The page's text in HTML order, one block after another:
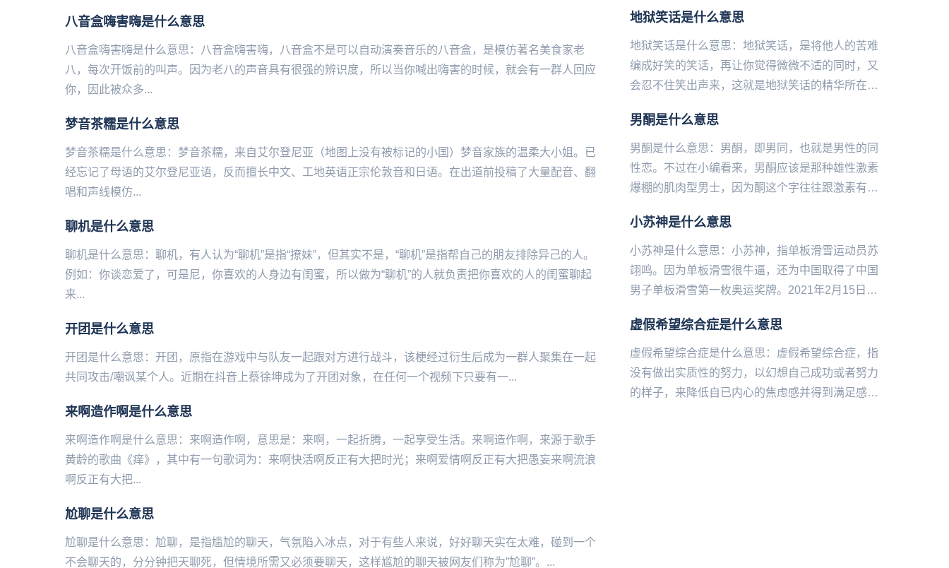
八音盒嗨害嗨是什么意思
八音盒嗨害嗨是什么意思：八音盒嗨害嗨，八音盒不是可以自动演奏音乐的八音盒，是模仿著名美食家老
八，每次开饭前的叫声。因为老八的声音具有很强的辨识度，所以当你喊出嗨害的时候，就会有一群人回应
你，因此被众多...
梦音茶糯是什么意思
梦音茶糯是什么意思：梦音茶糯，来自艾尔登尼亚（地图上没有被标记的小国）梦音家族的温柔大小姐。已
经忘记了母语的艾尔登尼亚语，反而擅长中文、工地英语正宗伦敦音和日语。在出道前投稿了大量配音、翻
唱和声线模仿...
聊机是什么意思
聊机是什么意思：聊机，有人认为“聊机”是指“撩妹”，但其实不是，“聊机”是指帮自己的朋友排除异己的人。
例如：你谈恋爱了，可是尼，你喜欢的人身边有闺蜜，所以做为“聊机”的人就负责把你喜欢的人的闺蜜聊起
来...
开团是什么意思
开团是什么意思：开团，原指‌‌‌‌‌‌‌‌‌‌‌‌‌在游戏中与队友一起跟对方进行战斗，该梗经过衍生后成为一群人聚集在一起
共同攻击/嘲讽某个人。近期在抖音上蔡徐坤成为了开团对象，在任何一个视频下只要有一...
来啊造作啊是什么意思
来啊造作啊是什么意思：来啊造作啊，意思是：来啊，一起折腾，一起享受生活。来啊造作啊，来源于歌手
黄龄的歌曲《痒》，其中有一句歌词为：来啊快活啊反正有大把时光；来啊爱情啊反正有大把愚妄来啊流浪
啊反正有大把...
尬聊是什么意思
尬聊是什么意思：尬聊，是指尴尬的聊天，气氛陷入冰点，对于有些人来说，好好聊天实在太难，碰到一个
不会聊天的，分分钟把天聊死，但情境所需又必须要聊天，这样尴尬的聊天被网友们称为”尬聊”。...
两个女神一样的女生都将男主单...
地狱笑话是什么意思
地狱笑话是什么意思：地狱笑话，是将他人的苦难
编成好笑的笑话，再让你觉得微微不适的同时，又
会忍不住笑出声来，这就是地狱笑话的精华所在，
“巨大的不适感”，这也...
男酮是什么意思
男酮是什么意思：男酮，即男同，也就是男性的同
性恋。不过在小编看来，男酮应该是那种雄性激素
爆棚的肌肉型男士，因为酮这个字往往跟激素有关
一个换脸的视频火了，在视...
小苏神是什么意思
小苏神是什么意思：小苏神，指单‌‌‌‌‌‌‌‌‌‌‌‌‌‌板滑雪运动员苏
翊鸣。因为单板滑雪很牛逼，还为中国取得了中国
男子单板滑雪第一枚奥运奖牌。2021年2月15日，
虚假希望综合症是什么意思
虚假希望综合症是什么意思：虚假希望综合症，指
没有做出实质性的努力，以幻想自己成功或者努力
的样子，来降低自已内心的焦虑感并得到满足感。